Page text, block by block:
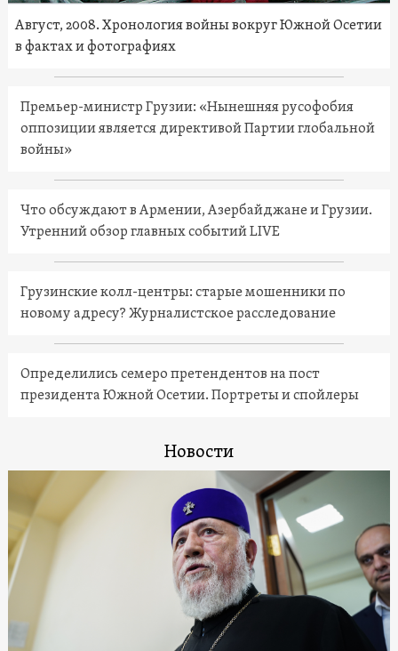
Август, 2008. Хронология войны вокруг Южной Осетии
в фактах и фотографиях
Премьер-министр Грузии: «Нынешняя русофобия
оппозиции является директивой Партии глобальной
войны»
Что обсуждают в Армении, Азербайджане и Грузии.
Утренний обзор главных событий LIVE
Грузинские колл-центры: старые мошенники по
новому адресу? Журналистское расследование
Определились семеро претендентов на пост
президента Южной Осетии. Портреты и спойлеры
Новости